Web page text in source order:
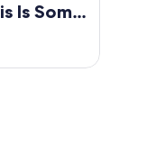
Is Some